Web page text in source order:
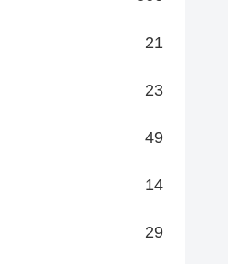
21
23
49
14
29